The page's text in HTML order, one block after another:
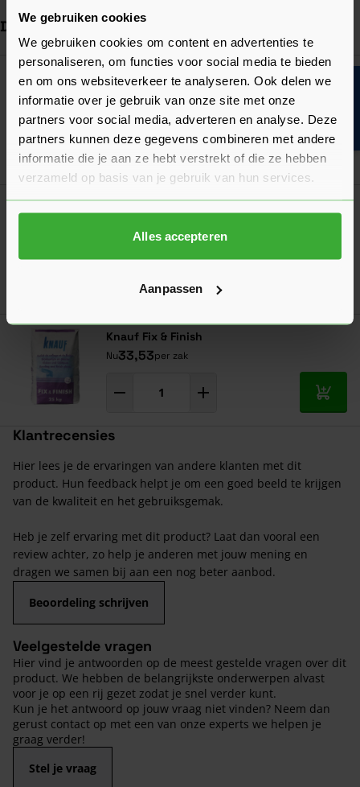
We gebruiken cookies
We gebruiken cookies om content en advertenties te
personaliseren, om functies voor social media te bieden
en om ons websiteverkeer te analyseren. Ook delen we
informatie over je gebruik van onze site met onze
partners voor social media, adverteren en analyse. Deze
partners kunnen deze gegevens combineren met andere
informatie die je aan ze hebt verstrekt of die ze hebben
verzameld op basis van je gebruik van hun services.
Alles accepteren
Aanpassen
Dit vind je misschien ook handig
Navigeren door de elementen van de carrousel is mogelijk met
Druk om carrousel over te slaan
Druk op om naar carrouselnavigatie te gaan
Stucloper Tape Oranje - 50 mm x 33 m¹
(7525900305)
7,96 per rol
In
15,49per zak
Knauf Fix & Finish
Nu33,53per zak
In
Klantrecensies
Hier lees je de ervaringen van andere klanten met dit
product. Hun feedback helpt je om een goed beeld te krijgen
van de kwaliteit en het gebruiksgemak.
Heb je zelf ervaring met dit product? Laat dan vooral een
review achter, zo help je anderen met jouw mening en
dragen we samen bij aan een nog beter aanbod.
Beoordeling schrijven
Veelgestelde vragen
Hier vind je antwoorden op de meest gestelde vragen over dit
product. We hebben de belangrijkste onderwerpen alvast
voor je op een rij gezet zodat je snel verder kunt.
Kun je het antwoord op jouw vraag niet vinden? Neem dan
gerust contact op met een van onze experts we helpen je
graag verder!
Stel je vraag